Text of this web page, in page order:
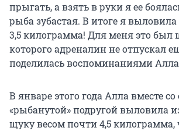
прыгать, а взять в руки я ее
рыба зубастая. В итоге я
3,5 килограмма! Для меня это был
которого адреналин не отпускал
поделилась воспоминаниями
В январе этого года Алла вместе со
«рыбанутой» подругой выловила
щуку весом почти4,5 килограмма,